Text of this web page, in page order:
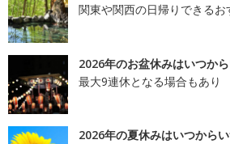
関東や関西の日帰りできる
2026年のお盆休みはいつか
最大9連休となる場合もあり
2026年の夏休みはいつから